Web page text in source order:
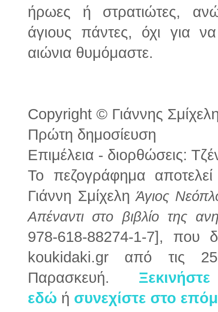
ήρωες ή στρατιώτες,
άγιους πάντες, όχι για
αιώνια θυμόμαστε.
Copyright © Γιάννης
Πρώτη δημοσίευση
Επιμέλεια - διορθώσεις:
Το πεζογράφημα
Γιάννη ΣμίχεληΆγιος
Απέναντι στο βιβλίο της
978-618-88274-1-7], που
koukidaki.gr από τις
Παρασκευή.
εδώ ή συνεχίστε στο